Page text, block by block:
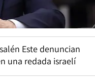
Este denuncian
una redada israelí